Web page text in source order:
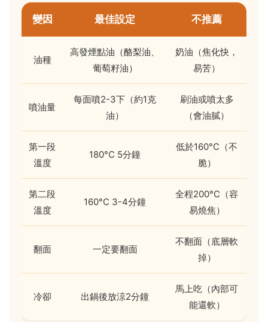
變因 最佳設定 不推薦
油種
高發煙點油（酪梨油、
葡萄籽油）
奶油（焦化快，
易苦）
噴油量
每面噴2-3下（約1克
油）
刷油或噴太多
（會油膩）
第一段
溫度
180°C 5分鐘
低於160°C（不
脆）
第二段
溫度
160°C 3-4分鐘
全程200°C（容
易燒焦）
翻面 一定要翻面
不翻面（底層軟
掉）
冷卻 出鍋後放涼2分鐘
馬上吃（內部可
能還軟）